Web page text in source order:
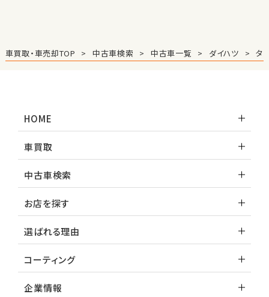
2位
3
トヨタ
ミニバン・1ＢＯＸ
1位
車買取・車売却TOP 中古車検索 中古車一覧 ダイハツ タ
HOME
車買取
中古車検索
お店を探す
選ばれる理由
コーティング
企業情報